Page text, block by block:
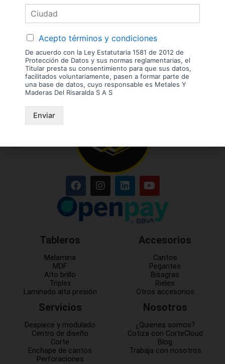
Tableros
Melamina
MDF
Alto brillo
Triplex
Laminado alta presión
Servicios
Despiece y modulado
Centro de diseño
Corte
Enchape de cantos
Perforaciones
Accesorios
Cantos
Pegantes
Bisagras
Rieles
Otros accesorios
Nosotros
¿Quienes somos?
Cotiza con CorteCloud
Blog
Trabaja con nosotros
Acepto términos y condiciones
De acuerdo con la Ley Estatutaria 1581 de 2012 de
Protección de Datos y sus normas reglamentarias, el
Titular presta su consentimiento para que sus datos,
facilitados voluntariamente, pasen a formar parte de
una base de datos, cuyo responsable es Metales Y
Maderas Del Risaralda S A S
Enviar